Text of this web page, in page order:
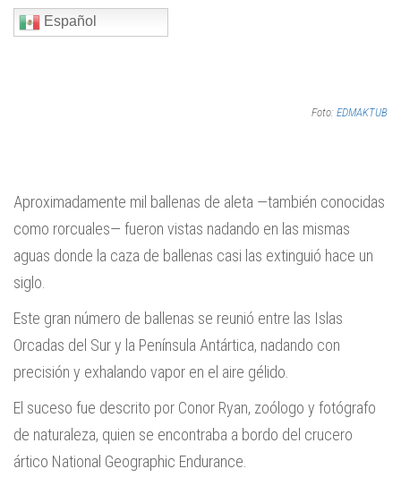
Español
Foto: EDMAKTUB
Aproximadamente mil ballenas de aleta —también conocidas
como rorcuales— fueron vistas nadando en las mismas
aguas donde la caza de ballenas casi las extinguió hace un
siglo.
Este gran número de ballenas se reunió entre las Islas
Orcadas del Sur y la Península Antártica, nadando con
precisión y exhalando vapor en el aire gélido.
El suceso fue descrito por Conor Ryan, zoólogo y fotógrafo
de naturaleza, quien se encontraba a bordo del crucero
ártico National Geographic Endurance.